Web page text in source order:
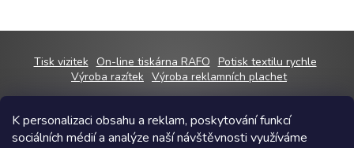
K personalizaci obsahu a reklam, poskytování funkcí
sociálních médií a analýze naší návštěvnosti využíváme
p
Tisk vizitek On-line tiskárna RAFO Potisk textilu rychle
Výroba razítek Výroba reklamních plachet